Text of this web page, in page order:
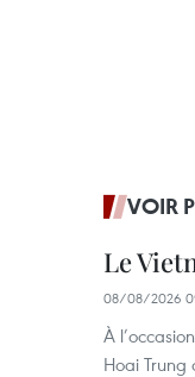
VOIR
Le
08/08/2026
À
Hoai